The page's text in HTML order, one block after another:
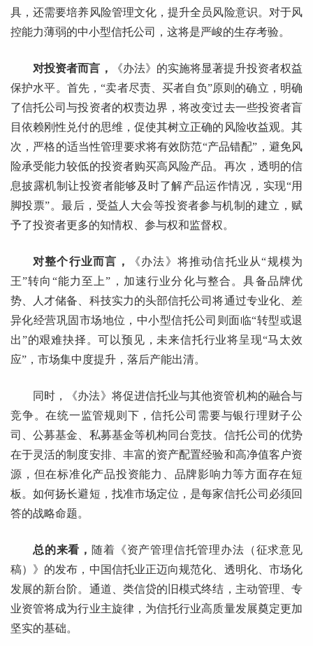
具，还需要培养风险管理文化，提升全员风险意识。对于风
控能力薄弱的中小型信托公司，这将是严峻的生存考验。
对投资者而言，
《办法》的实施将显著提升投资者权益
保护水平。首先，“卖者尽责、买者自负”原则的确立，明确
了信托公司与投资者的权责边界，将改变过去一些投资者盲
目依赖刚性兑付的思维，促使其树立正确的风险收益观。其
次，严格的适当性管理要求将有效防范“产品错配”，避免风
险承受能力较低的投资者购买高风险产品。再次，透明的信
息披露机制让投资者能够及时了解产品运作情况，实现“用
脚投票”。最后，受益人大会等投资者参与机制的建立，赋
予了投资者更多的知情权、参与权和监督权。
对整个行业而言，
《办法》将推动信托业从“规模为
王”转向“能力至上”，加速行业分化与整合。具备品牌优
势、人才储备、科技实力的头部信托公司将通过专业化、差
异化经营巩固市场地位，中小型信托公司则面临“转型或退
出”的艰难抉择。可以预见，未来信托行业将呈现“马太效
应”，市场集中度提升，落后产能出清。
同时，《办法》将促进信托业与其他资管机构的融合与
竞争。在统一监管规则下，信托公司需要与银行理财子公
司、公募基金、私募基金等机构同台竞技。信托公司的优势
在于灵活的制度安排、丰富的资产配置经验和高净值客户资
源，但在标准化产品投资能力、品牌影响力等方面存在短
板。如何扬长避短，找准市场定位，是每家信托公司必须回
答的战略命题。
总的来看， 随着《资产管理信托管理办法（征求意见
稿）》的发布，中国信托业正迈向规范化、透明化、市场化
发展的新台阶。通道、类信贷的旧模式终结，主动管理、专
业资管将成为行业主旋律，为信托行业高质量发展奠定更加
坚实的基础。